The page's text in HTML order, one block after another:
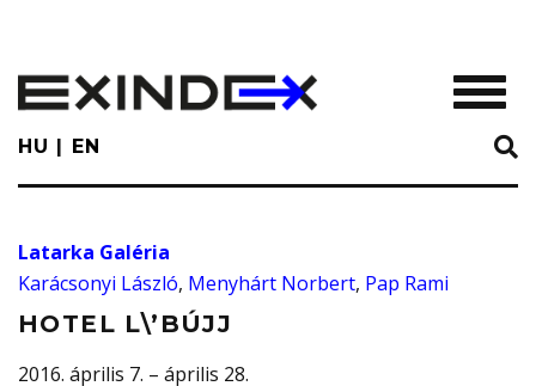
main
content
HU EN
Latarka Galéria
Karácsonyi László, Menyhárt Norbert, Pap Rami
HOTEL L\’BÚJJ
2016. április 7. – április 28.